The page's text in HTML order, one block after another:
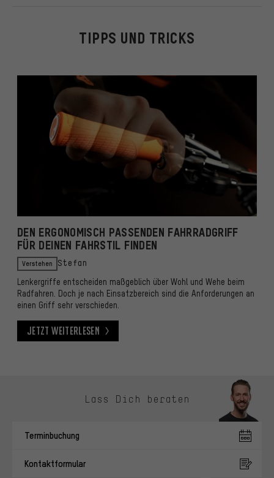
TIPPS UND TRICKS
DEN ERGONOMISCH PASSENDEN FAHRRADGRIFF
FÜR DEINEN FAHRSTIL FINDEN
Verstehen Stefan
Lenkergriffe entscheiden maßgeblich über Wohl und Wehe beim
Radfahren. Doch je nach Einsatzbereich sind die Anforderungen an
einen Griff sehr verschieden.
Jetzt weiterlesen
Lass Dich beraten
Terminbuchung
Kontaktformular